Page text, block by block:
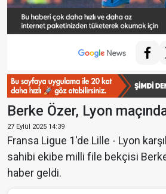
Berke Özer, Lyon
27 Eylül 2025 14:39
Fransa Ligue 1'de Lille - Lyon
sahibi ekibe milli file bekçisi
haber geldi.